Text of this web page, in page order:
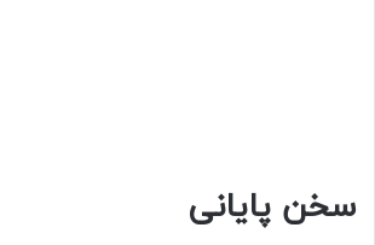
سخن پایانی